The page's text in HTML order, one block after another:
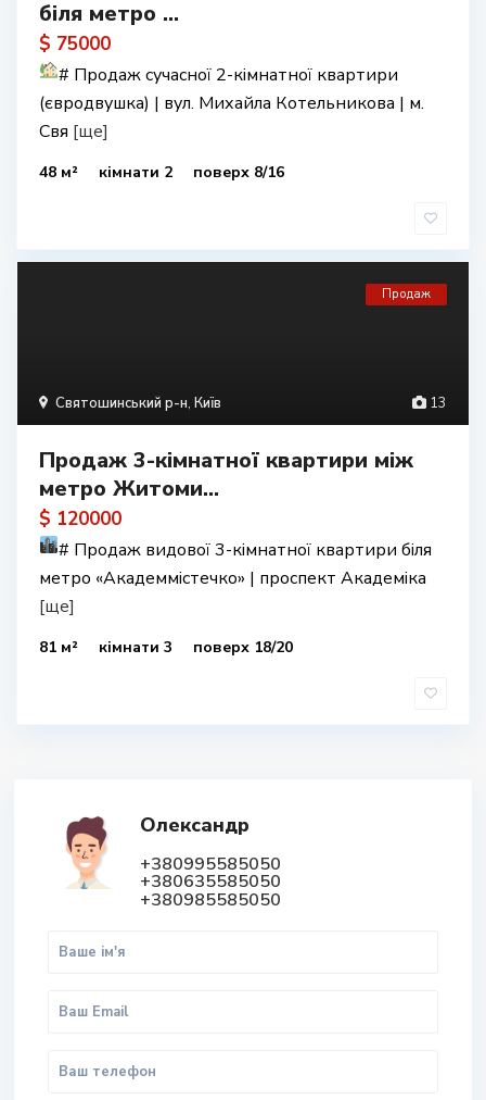
біля метро ...
$ 75000
# Продаж сучасної 2-кімнатної квартири
(євродвушка) | вул. Михайла Котельникова | м.
Свя [ще]
48 м² кімнати 2 поверх 8/16
13
Святошинський р-н, Київ
Продаж
Продаж 3-кімнатної квартири між
метро Житоми...
$ 120000
# Продаж видової 3-кімнатної квартири біля
метро «Академмістечко» | проспект Академіка
[ще]
81 м² кімнати 3 поверх 18/20
Олександр
+380995585050
+380635585050
+380985585050